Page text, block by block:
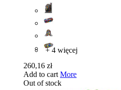
+ 4 więcej
260,16 zł
Add to cart More
Out of stock